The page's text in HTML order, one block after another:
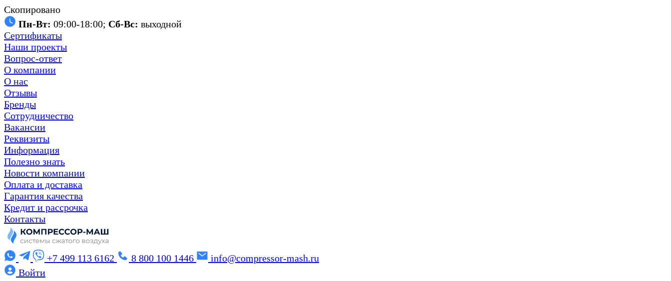
Скопировано
Пн-Вт: 09:00-18:00; Сб-Вс: выходной
Сертификаты
Наши проекты
Вопрос-ответ
О компании
О нас
Отзывы
Бренды
Сотрудничество
Вакансии
Реквизиты
Информация
Полезно знать
Новости компании
Оплата и доставка
Гарантия качества
Кредит и рассрочка
Контакты
+7 499 113 6162 8 800 100 1446
info@compressor-mash.ru
Войти